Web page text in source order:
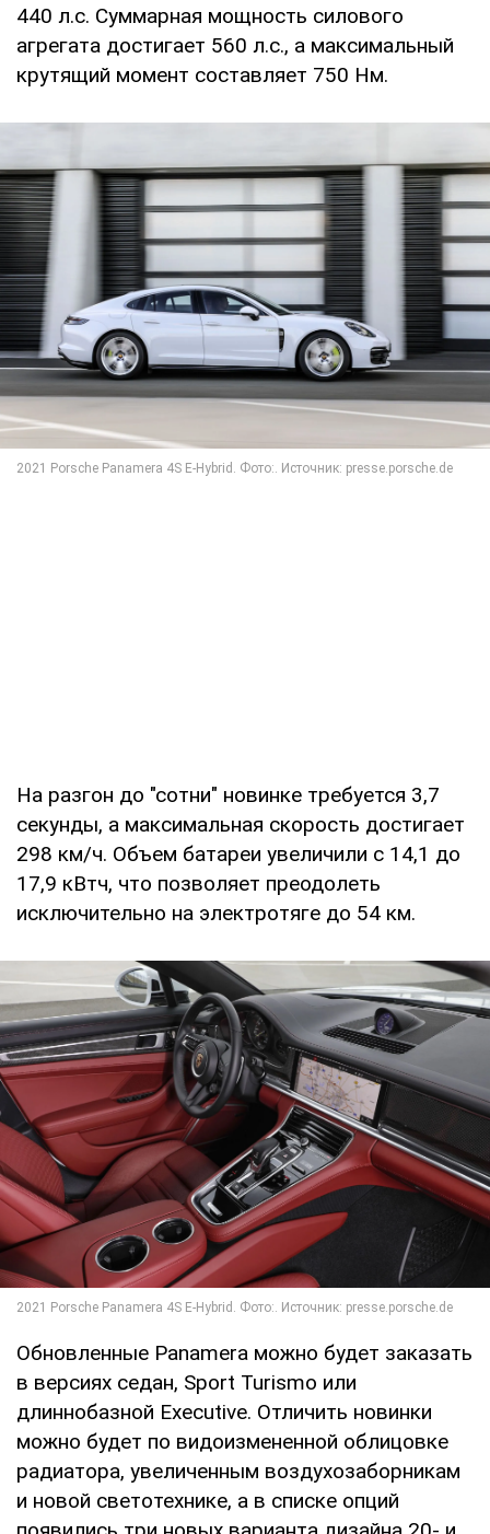
440 л.с. Суммарная мощность силового
агрегата достигает 560 л.с., а максимальный
крутящий момент составляет 750 Нм.
На разгон до "сотни" новинке требуется 3,7
секунды, а максимальная скорость достигает
298 км/ч. Объем батареи увеличили с 14,1 до
17,9 кВтч, что позволяет преодолеть
исключительно на электротяге до 54 км.
Обновленные Panamera можно будет заказать
в версиях седан, Sport Turismo или
длиннобазной Executive. Отличить новинки
можно будет по видоизмененной облицовке
радиатора, увеличенным воздухозаборникам
и новой светотехнике, а в списке опций